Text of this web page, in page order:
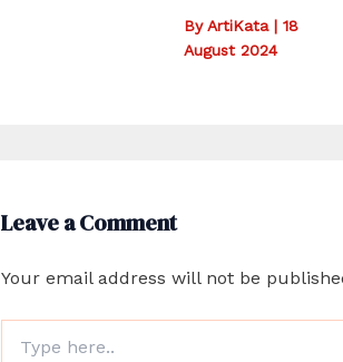
ByArtiKata | 18
August 2024
Leave a Comment
Your email address will not be
here..